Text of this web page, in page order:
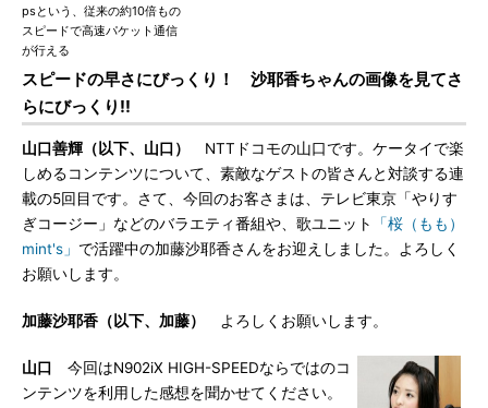
psという、従来の約10倍もの
スピードで高速パケット通信
が行える
スピードの早さにびっくり！ 沙耶香ちゃんの画像を見てさ
らにびっくり!!
山口善輝（以下、山口）
NTTドコモの山口です。ケータイで楽
しめるコンテンツについて、素敵なゲストの皆さんと対談する連
載の5回目です。さて、今回のお客さまは、テレビ東京「やりす
ぎコージー」などのバラエティ番組や、歌ユニット
「桜（もも）
mint's」 で活躍中の加藤沙耶香さんをお迎えしました。よろしく
お願いします。
加藤沙耶香（以下、加藤） よろしくお願いします。
山口
今回はN902iX HIGH-SPEEDならではのコ
ンテンツを利用した感想を聞かせてください。